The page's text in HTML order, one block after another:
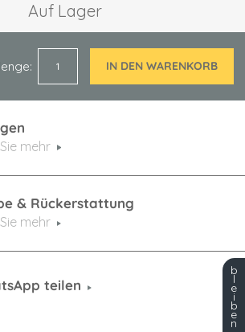
Auf Lager
IN DEN WARENKORB
mehr
& Rückerstattung
mehr
teilen
b
l
e
i
b
e
n